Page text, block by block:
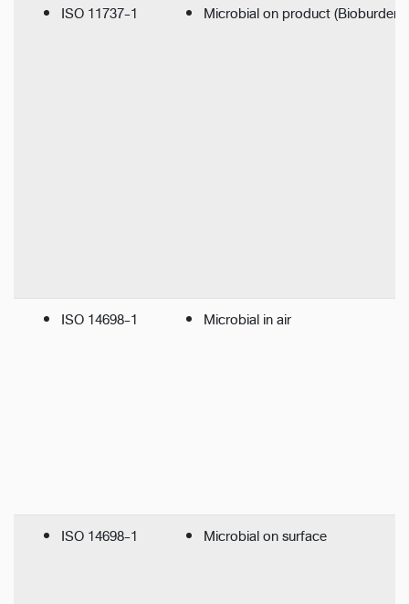
ISO 11737-1 Microbial on product (Bioburden
ISO 14698-1 Microbial in air
ISO 14698-1 Microbial on surface